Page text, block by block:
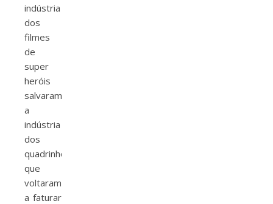
indústria
dos
filmes
de
super
heróis
salvaram
a
indústria
dos
quadrinhos
que
voltaram
a faturar